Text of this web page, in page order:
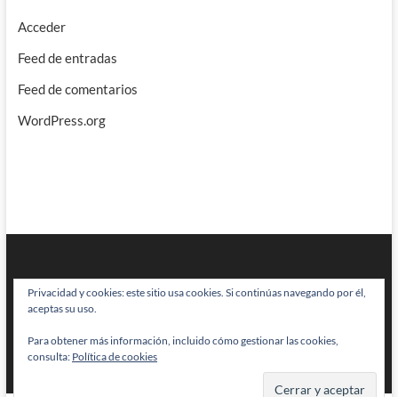
Acceder
Feed de entradas
Feed de comentarios
WordPress.org
BRAINSTOMPING| Diseñado por:Theme Freesia|WordPress| © Todos
los derechos reservados
Privacidad y cookies: este sitio usa cookies. Si continúas navegando por él,
aceptas su uso.
Para obtener más información, incluido cómo gestionar las cookies,
consulta: Política de cookies